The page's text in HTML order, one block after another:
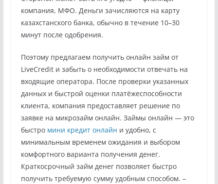
компания, МФО. Деньги зачисляются на карту
казахстанского банка, обычно в течение 10–30
минут после одобрения.
Поэтому предлагаем получить онлайн займ от
LiveCredit и забыть о необходимости отвечать на
входящие оператора. После проверки указанных
данных и быстрой оценки платёжеспособности
клиента, компания предоставляет решение по
заявке на микрозайм онлайн. Займы онлайн — это
быстро мини кредит онлайн и удобно, с
минимальным временем ожидания и выбором
комфортного варианта получения денег.
Краткосрочный займ денег позволяет быстро
получить требуемую сумму удобным способом. –